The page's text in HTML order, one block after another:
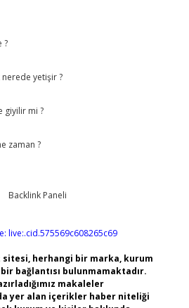
?
nerede yetişir ?
giyilir mi ?
zaman ?
live:.cid.575569c608265c69
herhangi bir marka, kurum
bağlantısı bulunmamaktadır.
makaleler
yer alan içerikler haber niteliği